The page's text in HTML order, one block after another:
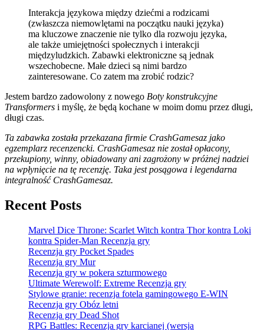
Interakcja językowa między dziećmi a rodzicami
(zwłaszcza niemowlętami na początku nauki języka)
ma kluczowe znaczenie nie tylko dla rozwoju języka,
ale także umiejętności społecznych i interakcji
międzyludzkich. Zabawki elektroniczne są jednak
wszechobecne. Małe dzieci są nimi bardzo
zainteresowane. Co zatem ma zrobić rodzic?
Jestem bardzo zadowolony z nowego Boty konstrukcyjne
Transformers i myślę, że będą kochane w moim domu przez długi,
długi czas.
Ta zabawka została przekazana firmie CrashGamesaz jako
egzemplarz recenzencki. CrashGamesaz nie został opłacony,
przekupiony, winny, obiadowany ani zagrożony w próżnej nadziei
na wpłynięcie na tę recenzję. Taka jest posągowa i legendarna
integralność CrashGamesaz.
Recent Posts
Marvel Dice Throne: Scarlet Witch kontra Thor kontra Loki
kontra Spider-Man Recenzja gry
Recenzja gry Pocket Spades
Recenzja gry Mur
Recenzja gry w pokera szturmowego
Ultimate Werewolf: Extreme Recenzja gry
Stylowe granie: recenzja fotela gamingowego E-WIN
Recenzja gry Obóz letni
Recenzja gry Dead Shot
RPG Battles: Recenzja gry karcianej (wersja